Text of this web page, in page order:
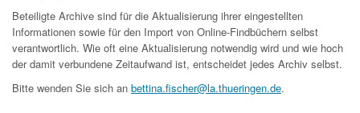
Beteiligte Archive sind für die Aktualisierung ihrer eingestellten
Informationen sowie für den Import von Online-Findbüchern selbst
verantwortlich. Wie oft eine Aktualisierung notwendig wird und wie hoch
der damit verbundene Zeitaufwand ist, entscheidet jedes Archiv selbst.
Bitte wenden Sie sich an bettina.fischer@la.thueringen.de.